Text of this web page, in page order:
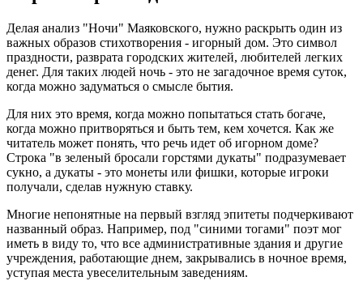
Делая анализ "Ночи" Маяковского, нужно раскрыть один из
важных образов стихотворения - игорный дом. Это символ
праздности, разврата городских жителей, любителей легких
денег. Для таких людей ночь - это не загадочное время суток,
когда можно задуматься о смысле бытия.
Для них это время, когда можно попытаться стать богаче,
когда можно притворяться и быть тем, кем хочется. Как же
читатель может понять, что речь идет об игорном доме?
Строка "в зеленый бросали горстями дукаты" подразумевает
сукно, а дукаты - это монеты или фишки, которые игроки
получали, сделав нужную ставку.
Многие непонятные на первый взгляд эпитеты подчеркивают
названный образ. Например, под "синими тогами" поэт мог
иметь в виду то, что все административные здания и другие
учреждения, работающие днем, закрывались в ночное время,
уступая места увеселительным заведениям.